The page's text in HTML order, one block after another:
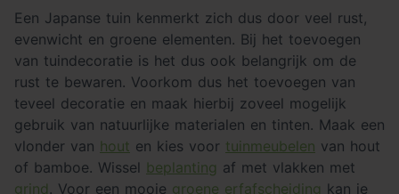
Een Japanse tuin kenmerkt zich dus door veel rust,
evenwicht en groene elementen. Bij het toevoegen
van tuindecoratie is het dus ook belangrijk om de
rust te bewaren. Voorkom dus het toevoegen van
teveel decoratie en maak hierbij zoveel mogelijk
gebruik van natuurlijke materialen en tinten. Maak een
vlonder van hout en kies voor tuinmeubelen van hout
of bamboe. Wissel beplanting af met vlakken met
grind. Voor een mooie groene erfafscheiding kan je